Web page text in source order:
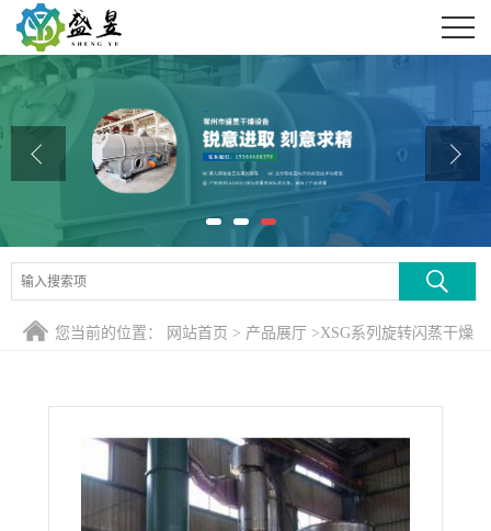
公司首页
公司介绍
公司动态
产品展厅
证书荣誉
联系方式
您当前的位置： 网站首页 > 产品展厅 >XSG系列旋转闪蒸干燥